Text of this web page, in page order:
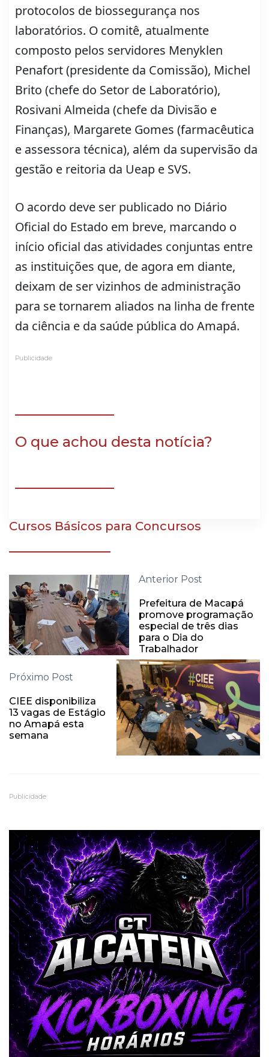
protocolos de biossegurança nos
laboratórios. O comitê, atualmente
composto pelos servidores Menyklen
Penafort (presidente da Comissão), Michel
Brito (chefe do Setor de Laboratório),
Rosivani Almeida (chefe da Divisão e
Finanças), Margarete Gomes (farmacêutica
e assessora técnica), além da supervisão da
gestão e reitoria da Ueap e SVS.
O acordo deve ser publicado no Diário
Oficial do Estado em breve, marcando o
início oficial das atividades conjuntas entre
as instituições que, de agora em diante,
deixam de ser vizinhos de administração
para se tornarem aliados na linha de frente
da ciência e da saúde pública do Amapá.
Publicidade
O que achou desta notícia?
Cursos Básicos para Concursos
Anterior Post
Prefeitura de Macapá
promove programação
especial de três dias
para o Dia do
Trabalhador
Próximo Post
CIEE disponibiliza
13 vagas de Estágio
no Amapá esta
semana
Publicidade